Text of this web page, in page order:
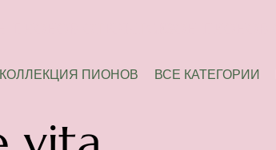
КОЛЛЕКЦИЯ ПИОНОВ ВСЕ КАТЕГОРИИ